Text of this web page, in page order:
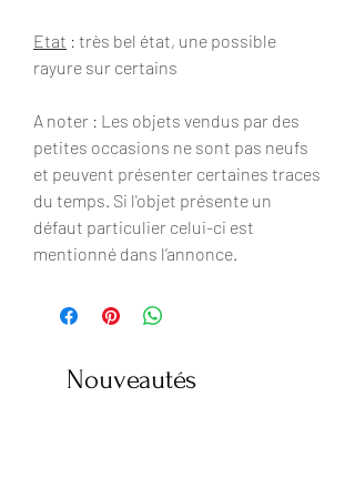
Etat : très bel état, une possible
rayure sur certains
A noter : Les objets vendus par des
petites occasions ne sont pas neufs
et peuvent présenter certaines traces
du temps. Si l'objet présente un
défaut particulier celui-ci est
mentionné dans l’annonce.
Nouveautés